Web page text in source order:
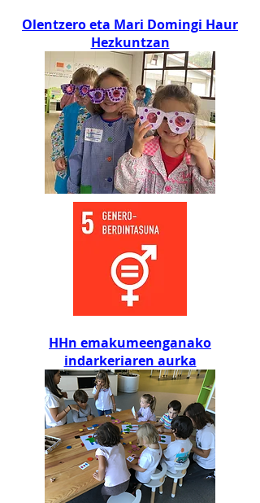
Olentzero eta Mari Domingi Haur
Hezkuntzan
HHn emakumeenganako
indarkeriaren aurka